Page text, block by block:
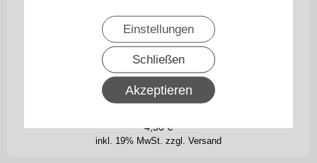
Einstellungen
Schließen
Akzeptieren
Mauerkasten Kunststoff Gurtaufnahme 5 m, für
Lochabstand 105 mm, für Einlass-Gurtwickler
inkl. 19% MwSt. zzgl. Versand
4,50€